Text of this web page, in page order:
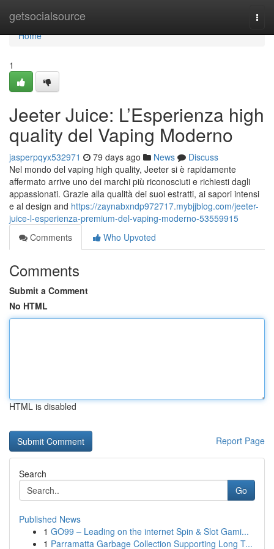
getsocialsource
Home
Home
1
Jeeter Juice: L’Esperienza high
quality del Vaping Moderno
jasperpqyx532971 79 days ago News
Discuss
Nel mondo del vaping high quality, Jeeter si è rapidamente
affermato arrive uno dei marchi più riconosciuti e richiesti dagli
appassionati. Grazie alla qualità dei suoi estratti, ai sapori intensi
e al design and https://zaynabxndp972717.mybjjblog.com/jeeter-
juice-l-esperienza-premium-del-vaping-moderno-53559915
Comments
Who Upvoted
Comments
Submit a Comment
No HTML
HTML is disabled
Report Page
Search
Go
Published News
1 GO99 – Leading on the internet Spin & Slot Gami...
1 Parramatta Garbage Collection Supporting Long T...